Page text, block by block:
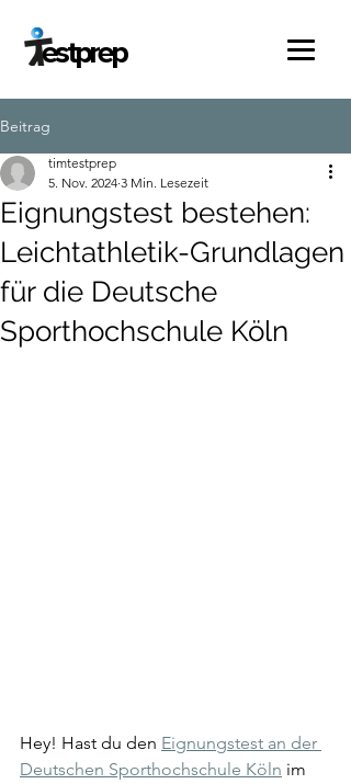
estprep
Beitrag
Eignungstest bestehen:
Leichtathletik-Grundlagen
für die Deutsche
Sporthochschule Köln
timtestprep
5. Nov. 2024 3 Min. Lesezeit
Hey! Hast du den Eignungstest an der
Deutschen Sporthochschule Köln im